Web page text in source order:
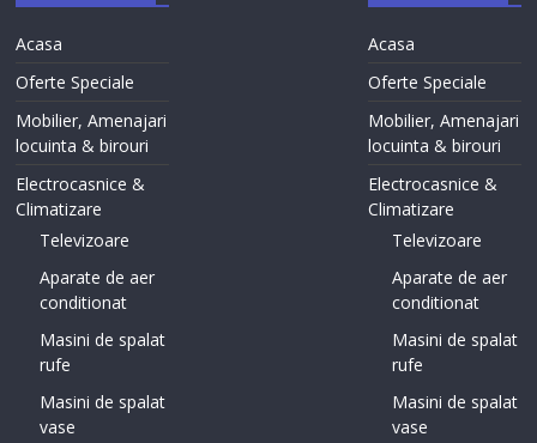
Acasa
Oferte Speciale
Mobilier, Amenajari
locuinta & birouri
Electrocasnice &
Climatizare
Televizoare
Aparate de aer
conditionat
Masini de spalat
rufe
Masini de spalat
vase
Acasa
Oferte Speciale
Mobilier, Amenajari
locuinta & birouri
Electrocasnice &
Climatizare
Televizoare
Aparate de aer
conditionat
Masini de spalat
rufe
Masini de spalat
vase